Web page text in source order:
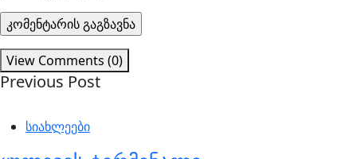
View Comments (0)
Previous Post
სიახლეები